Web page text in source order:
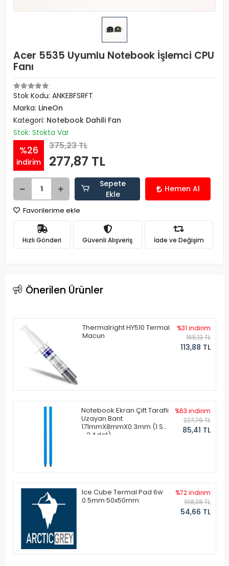
Acer 5535 Uyumlu Notebook İşlemci CPU
Fanı
Stok Kodu: ANKEBFSRFT
Marka: LineOn
Kategori: Notebook Dahili Fan
Stok: Stokta Var
%26
indirim
375,23 TL
277,87 TL
Sepete
Ekle
Hemen Al
Favorilerime ekle
Hızlı Gönderi Güvenli Alışveriş İade ve Değişim
Önerilen Ürünler
Thermalright HY510 Termal
Macun
%31 indirim
165,13 TL
113,88 TL
Notebook Ekran Çift Taraflı
Uzayan Bant
171mmX8mmX0.3mm (1 Set
- 2 Adet)
%63 indirim
227,76 TL
85,41 TL
Ice Cube Termal Pad 6w
0.5mm 50x50mm
%72 indirim
198,38 TL
54,66 TL